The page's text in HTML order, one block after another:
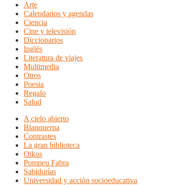
Arte
Calendarios y agendas
Ciencia
Cine y televisión
Diccionarios
Inglés
Literatura de viajes
Multimedia
Otros
Poesia
Regalo
Salud
A cielo abierto
Blanquerna
Contrastes
La gran biblioteca
Oikos
Pompeu Fabra
Sabidurías
Universidad y acción socioeducativa